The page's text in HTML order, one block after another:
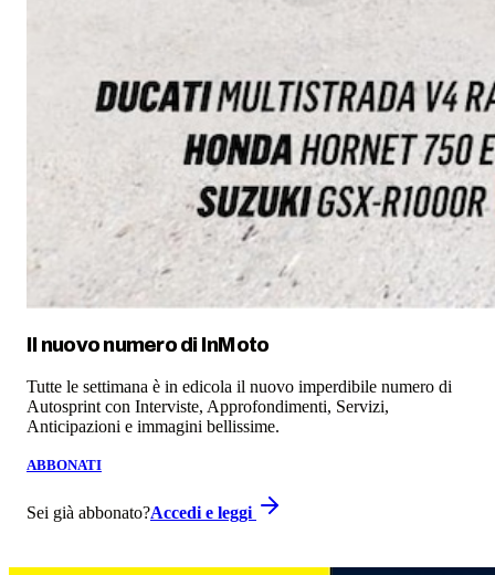
Il nuovo numero di InMoto
Tutte le settimana è in edicola il nuovo imperdibile numero di
Autosprint con Interviste, Approfondimenti, Servizi,
Anticipazioni e immagini bellissime.
ABBONATI
Sei già abbonato?Accedi e leggi